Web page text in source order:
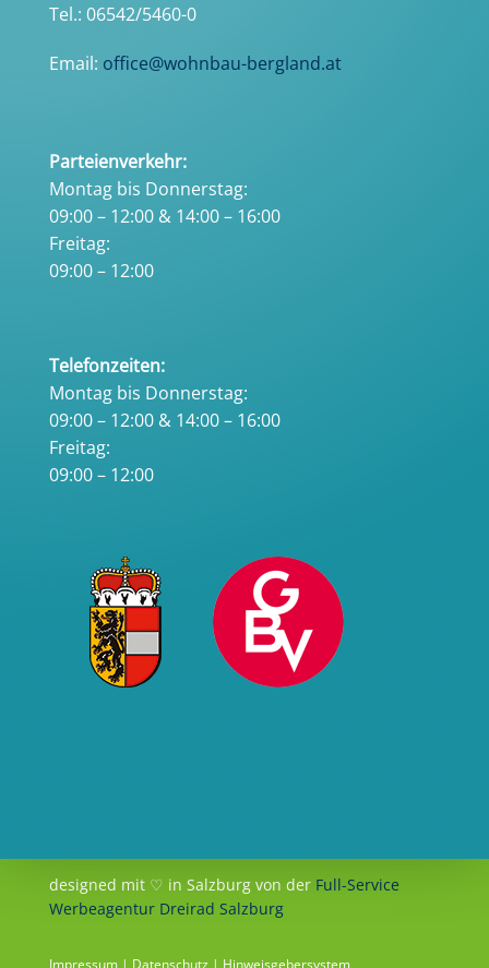
Tel.: 06542/5460-0
Email: office@wohnbau-bergland.at
Parteienverkehr:
Montag bis Donnerstag:
09:00 – 12:00 & 14:00 – 16:00
Freitag:
09:00 – 12:00
Telefonzeiten:
Montag bis Donnerstag:
09:00 – 12:00 & 14:00 – 16:00
Freitag:
09:00 – 12:00
designed mit ♡ in Salzburg von der Full-Service
Werbeagentur Dreirad Salzburg
Impressum| Datenschutz | Hinweisgebersystem